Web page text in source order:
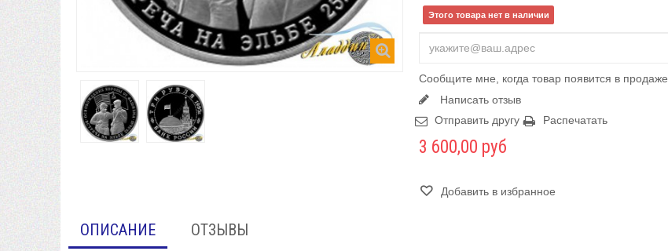
Этого товара нет в наличии
Сообщите мне, когда товар появится в продаже
Написать отзыв
Отправить другу
Распечатать
3 600,00 руб
Добавить в избранное
ОПИСАНИЕ ОТЗЫВЫ